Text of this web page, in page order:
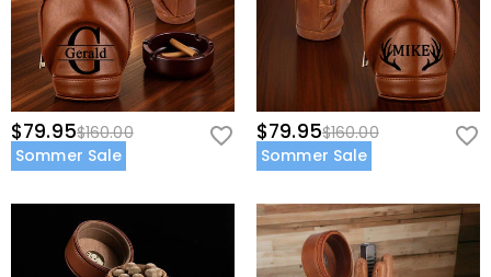
$79.95$160.00
Sommer Sale
$79.95$160.00
Sommer Sale